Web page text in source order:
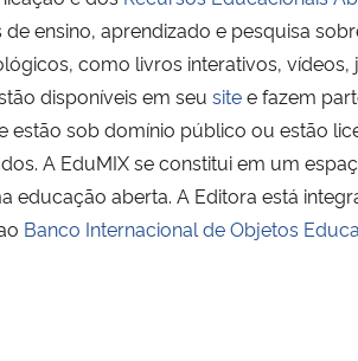
ensino, aprendizado e pesquisa
como livros interativos,
disponíveis em seu sitee fazem
estão sob domínio público ou estão
A EduMIX se constitui em um
educação aberta. A Editora está
Banco Internacional de Objetos